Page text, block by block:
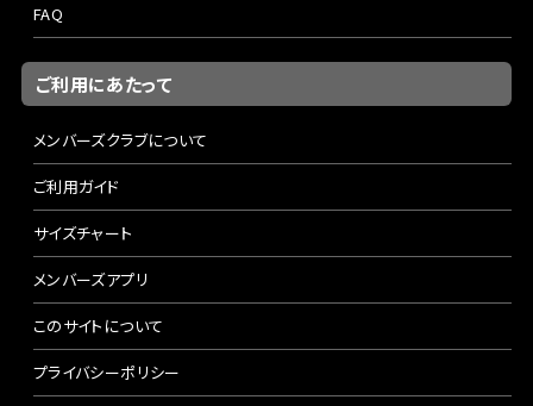
FAQ
ご利用にあたって
メンバーズクラブについて
ご利用ガイド
サイズチャート
メンバーズアプリ
このサイトについて
プライバシーポリシー